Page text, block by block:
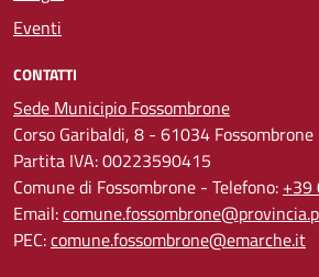
Eventi
CONTATTI
Sede Municipio Fossombrone
Corso Garibaldi, 8 - 61034 Fossombrone
Partita IVA: 00223590415
Comune di Fossombrone - Telefono: +39
Email:
PEC:comune.fossombrone@emarche.it